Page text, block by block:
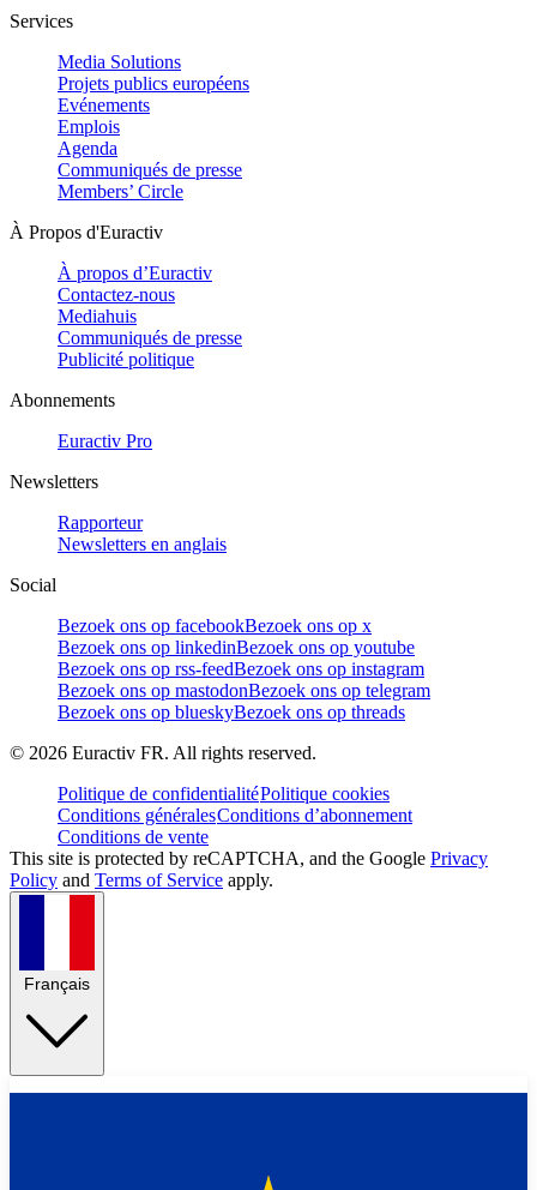
Services
Media Solutions
Projets publics européens
Evénements
Emplois
Agenda
Communiqués de presse
Members’ Circle
À Propos d'Euractiv
À propos d’Euractiv
Contactez-nous
Mediahuis
Communiqués de presse
Publicité politique
Abonnements
Euractiv Pro
Newsletters
Rapporteur
Newsletters en anglais
Social
Bezoek ons op facebookBezoek ons op x
Bezoek ons op linkedinBezoek ons op youtube
Bezoek ons op rss-feedBezoek ons op instagram
Bezoek ons op mastodonBezoek ons op telegram
Bezoek ons op blueskyBezoek ons op threads
© 2026 Euractiv FR. All rights reserved.
Politique de confidentialitéPolitique cookies
Conditions généralesConditions d’abonnement
Conditions de vente
This site is protected by reCAPTCHA, and the Google Privacy
Policy and Terms of Service apply.
Français